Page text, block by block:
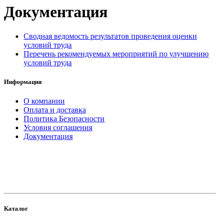
Документация
Сводная ведомость результатов проведения оценки
условий труда
Перечень рекомендуемых мероприятий по улучшению
условий труда
Информация
О компании
Оплата и доставка
Политика Безопасности
Условия соглашения
Документация
Каталог